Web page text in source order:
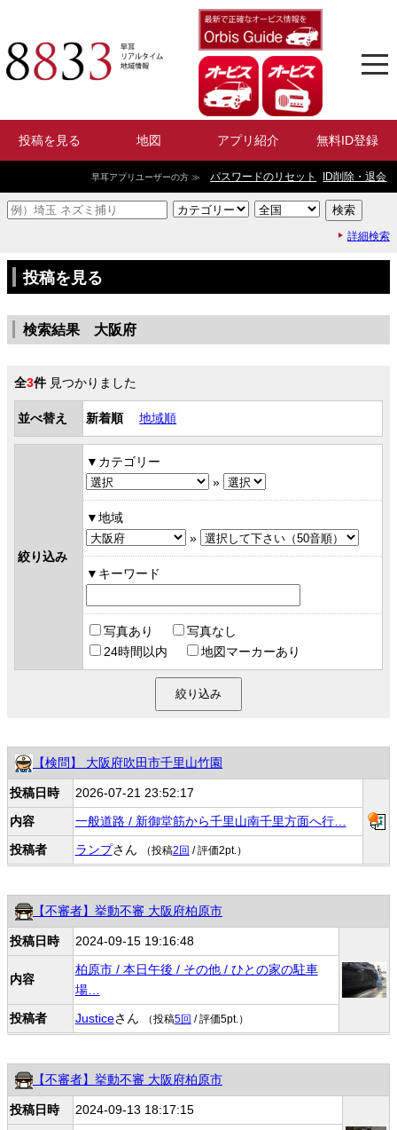
投稿を見る 地図 アプリ紹介 無料ID登録
早耳アプリユーザーの方 ≫ パスワードのリセット ID削除・退会
詳細検索
投稿を見る
検索結果 大阪府
全3件 見つかりました
並べ替え 新着順 地域順
絞り込み
カテゴリー
»
地域
»
キーワード
写真あり
写真なし
24時間以内
地図マーカーあり
【検問】 大阪府吹田市千里山竹園
投稿日時
2026-07-21 23:52:17
内容
一般道路 / 新御堂筋から千里山南千里方面へ行…
投稿者
ランプさん （投稿2回 / 評価2pt.）
【不審者】挙動不審 大阪府柏原市
投稿日時 2024-09-15 19:16:48
内容
柏原市 / 本日午後 / その他 / ひとの家の駐車
場…
投稿者
Justiceさん （投稿5回 / 評価5pt.）
【不審者】挙動不審 大阪府柏原市
投稿日時 2024-09-13 18:17:15